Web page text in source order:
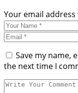
Your email
Save my name,
the next time I